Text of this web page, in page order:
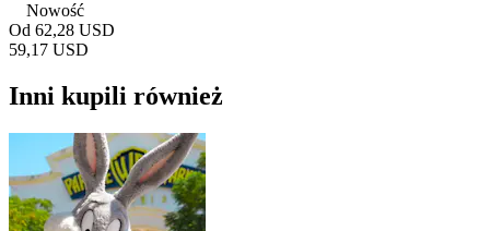
Nowość
Od 62,28 USD
59,17 USD
Inni kupili również